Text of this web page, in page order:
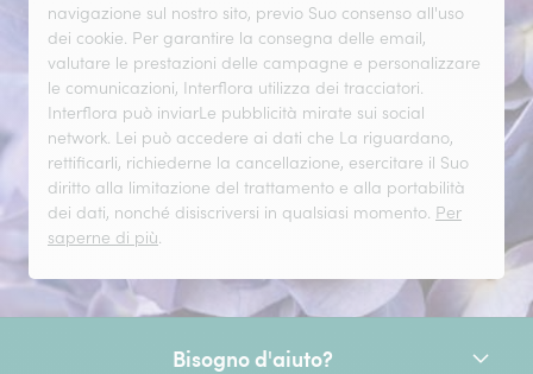
navigazione sul nostro sito, previo Suo consenso all'uso
dei cookie. Per garantire la consegna delle email,
valutare le prestazioni delle campagne e personalizzare
le comunicazioni, Interflora utilizza dei tracciatori.
Interflora può inviarLe pubblicità mirate sui social
network. Lei può accedere ai dati che La riguardano,
rettificarli, richiederne la cancellazione, esercitare il Suo
diritto alla limitazione del trattamento e alla portabilità
dei dati, nonché disiscriversi in qualsiasi momento. Per
saperne di più.
Bisogno d'aiuto?